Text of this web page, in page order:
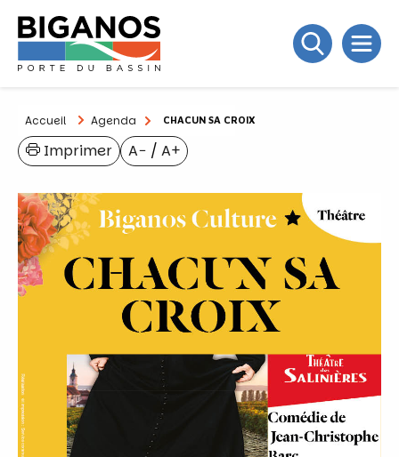
Accueil Agenda CHACUN SA CROIX
A− / A+
Imprimer